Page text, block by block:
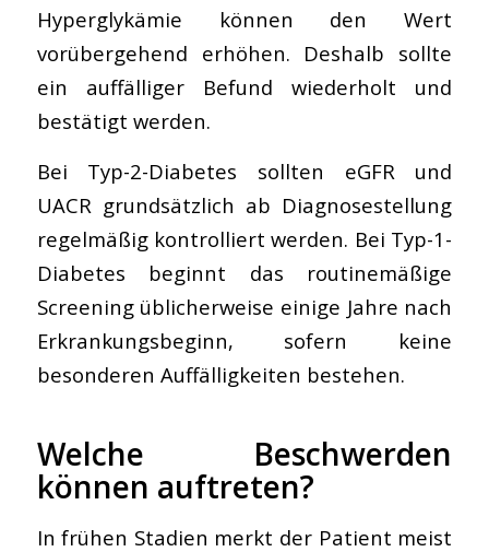
Hyperglykämie können den Wert
vorübergehend erhöhen. Deshalb sollte
ein auffälliger Befund wiederholt und
bestätigt werden.
Bei Typ-2-Diabetes sollten eGFR und
UACR grundsätzlich ab Diagnosestellung
regelmäßig kontrolliert werden. Bei Typ-1-
Diabetes beginnt das routinemäßige
Screening üblicherweise einige Jahre nach
Erkrankungsbeginn, sofern keine
besonderen Auffälligkeiten bestehen.
Welche Beschwerden
können auftreten?
In frühen Stadien merkt der Patient meist